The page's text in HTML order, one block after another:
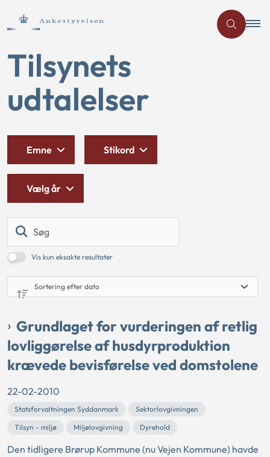
Tilsynets
udtalelser
Vis kun eksakte resultater
Emne Stikord
Vælg år
Grundlaget for vurderingen af retlig
lovliggørelse af husdyrproduktion
krævede bevisførelse ved domstolene
22-02-2010
Statsforvaltningen Syddanmark
Sektorlovgivningen
Tilsyn - miljø
Miljølovgivning Dyrehold
Den tidligere Brørup Kommune (nu Vejen Kommune) havde